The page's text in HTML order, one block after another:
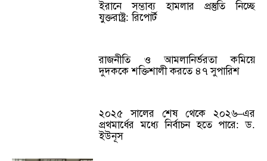
ইরানে সম্ভাব্য হামলার প্রস্তুতি নিচ্ছে
যুক্তরাষ্ট্র: রিপোর্ট
রাজনীতি ও আমলানির্ভরতা কমিয়ে
দুদককে শক্তিশালী করতে ৪৭ সুপারিশ
২০২৫ সালের শেষ থেকে ২০২৬–এর
প্রথমার্ধের মধ্যে নির্বাচন হতে পারে: ড.
ইউনূস